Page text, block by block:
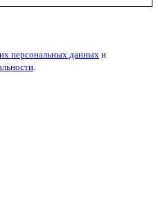
персональных данных и